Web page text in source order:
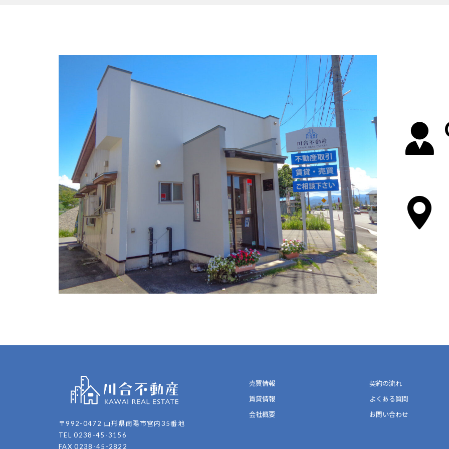
〒992-0472 山形県南陽市宮内35番地
TEL 0238-45-3156
FAX 0238-45-2822
売買情報
賃貸情報
会社概要
契約の流れ
よくある質問
お問い合わせ